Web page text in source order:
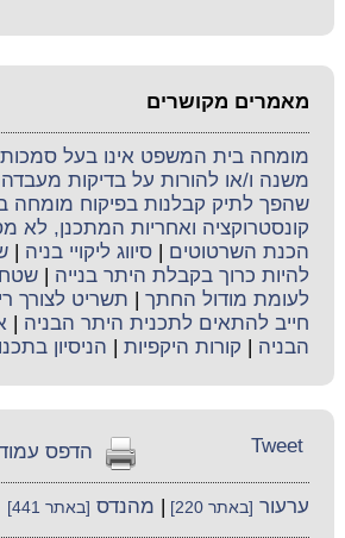
מאמרים מקושרים
מומחה בית המשפט אינו בעל סמכות
משנה ו/או להורות על בדיקות מעבדה
שהפך לתיק קבלנות בפיקוח מומחה
קונסטרוקציה ואחריות המתכנן, לא
הכנת השרטוטים |סיווג ליקויי בניה |
להיות כרוך בקבלת היתר בנייה |
לעומת מודול החתך
תשריט לצורך
חייב להתאים לתכנית היתר הבניה |
הבניה
קורות היקפיות הניסיון
הדפס Tweet
ערעור [באתר 220] מהנדס [באתר 441]